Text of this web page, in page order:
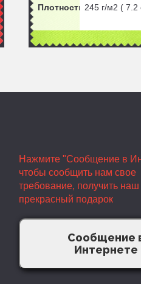
Плотность:245г/м2 ( 7.2
Нажмите "Сообщение в
чтобы сообщить нам свое
требование, получить наш
прекрасный подарок
Сообщение
Интернете